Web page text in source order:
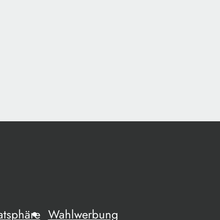
Wahlwerbung